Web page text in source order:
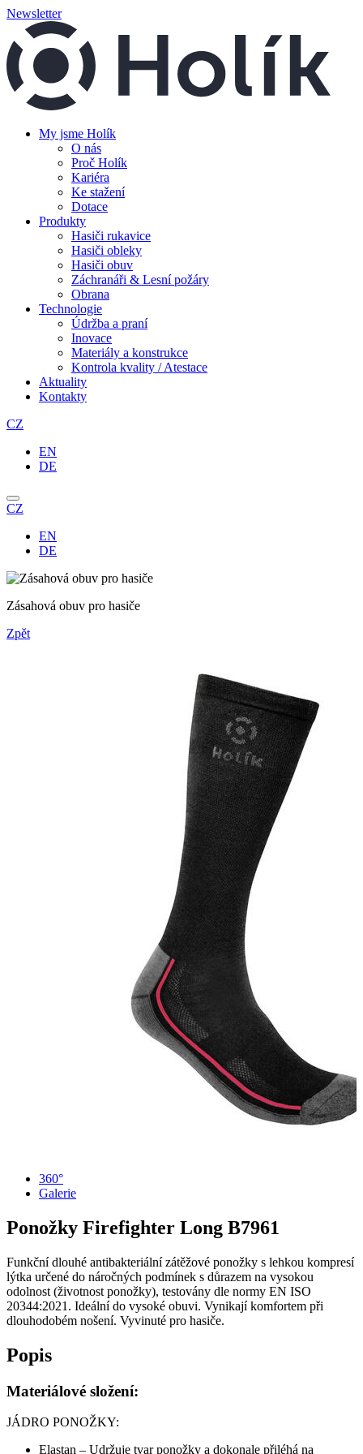
Newsletter
My jsme Holík
O nás
Proč Holík
Kariéra
Ke stažení
Dotace
Produkty
Hasiči rukavice
Hasiči obleky
Hasiči obuv
Záchranáři & Lesní požáry
Obrana
Technologie
Údržba a praní
Inovace
Materiály a konstrukce
Kontrola kvality / Atestace
Aktuality
Kontakty
CZ
EN
DE
CZ
EN
DE
Zásahová obuv pro hasiče
Zpět
360°
Galerie
Ponožky Firefighter Long B7961
Funkční dlouhé antibakteriální zátěžové ponožky s lehkou kompresí
lýtka určené do náročných podmínek s důrazem na vysokou
odolnost (životnost ponožky), testovány dle normy EN ISO
20344:2021. Ideální do vysoké obuvi. Vynikají komfortem při
dlouhodobém nošení. Vyvinuté pro hasiče.
Popis
Materiálové složení:
JÁDRO PONOŽKY:
Elastan – Udržuje tvar ponožky a dokonale přiléhá na